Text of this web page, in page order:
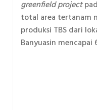
greenfield project
total area tertanam
produksi TBS dari
Banyuasin